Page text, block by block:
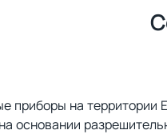
приборы на территории
основании